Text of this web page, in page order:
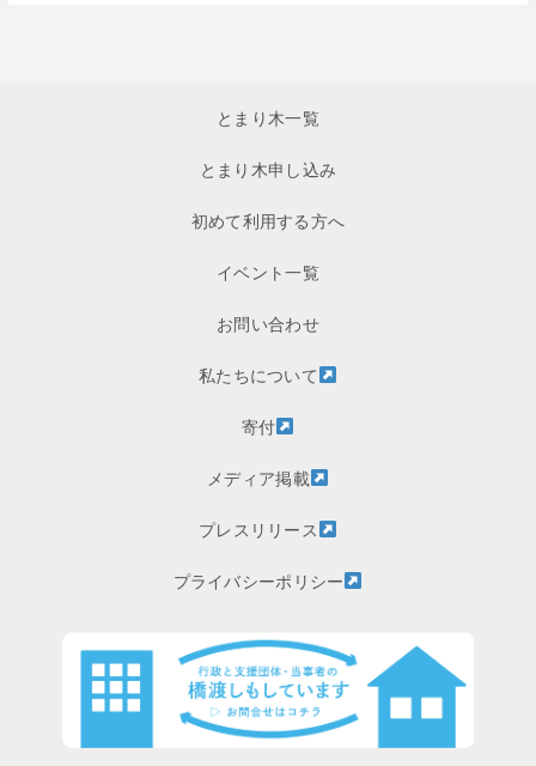
とまり木一覧
とまり木申し込み
初めて利用する方へ
イベント一覧
お問い合わせ
私たちについて
寄付
メディア掲載
プレスリリース
プライバシーポリシー